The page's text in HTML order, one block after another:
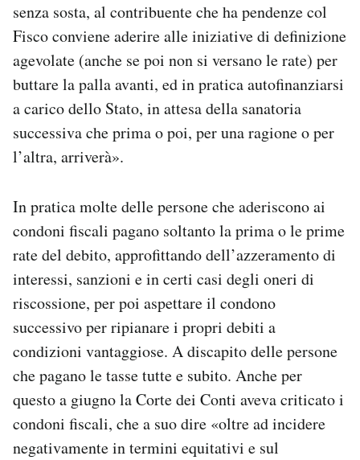
senza sosta, al contribuente che ha pendenze col
Fisco conviene aderire alle iniziative di definizione
agevolate (anche se poi non si versano le rate) per
buttare la palla avanti, ed in pratica autofinanziarsi
a carico dello Stato, in attesa della sanatoria
successiva che prima o poi, per una ragione o per
l’altra, arriverà».
In pratica molte delle persone che aderiscono ai
condoni fiscali pagano soltanto la prima o le prime
rate del debito, approfittando dell’azzeramento di
interessi, sanzioni e in certi casi degli oneri di
riscossione, per poi aspettare il condono
successivo per ripianare i propri debiti a
condizioni vantaggiose. A discapito delle persone
che pagano le tasse tutte e subito. Anche per
questo a giugno la Corte dei Conti aveva criticato i
condoni fiscali, che a suo dire «oltre ad incidere
negativamente in termini equitativi e sul